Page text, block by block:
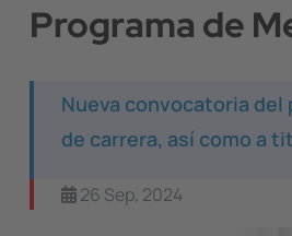
Programa de
Nueva convocatoria
de carrera, así como a
26 Sep, 2024